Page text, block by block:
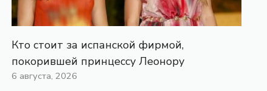
Кто стоит за испанской фирмой,
покорившей принцессу Леонору
6 августа, 2026